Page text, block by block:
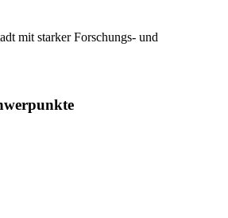
mit starker Forschungs- und